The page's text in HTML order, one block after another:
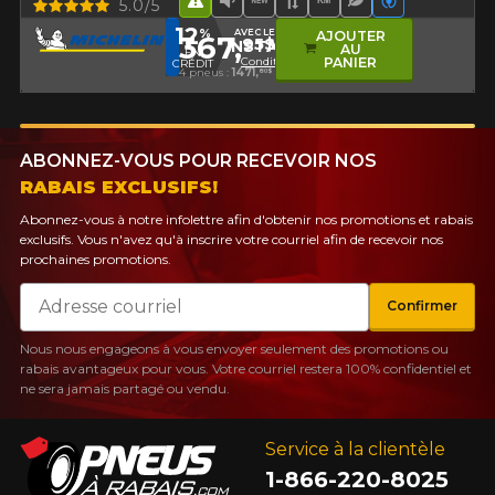
Faible niveau sonore
Nouveau produit
Bande de roulement
Haut kilométrage
Pneu
Hasard routier Véhicules
5.0/5
12%
EN
CRÉDIT
AVEC LE CODE
INSTALL12
Conditions
367,95$
4 pneus : 1471,80$
AJOUTER
AU
PANIER
Service à la clientèle
1-866-220-8025
ABONNEZ-VOUS POUR RECEVOIR NOS
RABAIS EXCLUSIFS!
Abonnez-vous à notre infolettre afin d'obtenir nos promotions et rabais
exclusifs. Vous n'avez qu'à inscrire votre courriel afin de recevoir nos
prochaines promotions.
Courriel
Confirmer
Nous nous engageons à vous envoyer seulement des promotions ou
rabais avantageux pour vous. Votre courriel restera 100% confidentiel et
ne sera jamais partagé ou vendu.